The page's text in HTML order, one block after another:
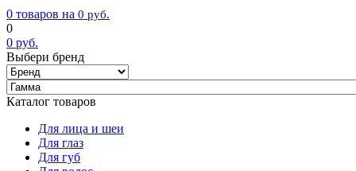
0 товаров на 0 руб.
0
0 руб.
Выбери бренд
Каталог товаров
Для лица и шеи
Для глаз
Для губ